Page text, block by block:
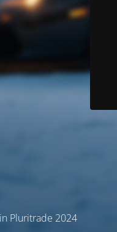
Pluritrade 2024